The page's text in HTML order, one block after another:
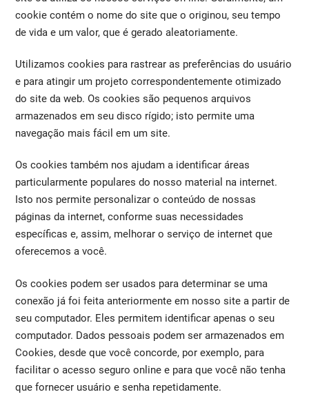
cookie contém o nome do site que o originou, seu tempo
de vida e um valor, que é gerado aleatoriamente.
Utilizamos cookies para rastrear as preferências do usuário
e para atingir um projeto correspondentemente otimizado
do site da web. Os cookies são pequenos arquivos
armazenados em seu disco rígido; isto permite uma
navegação mais fácil em um site.
Os cookies também nos ajudam a identificar áreas
particularmente populares do nosso material na internet.
Isto nos permite personalizar o conteúdo de nossas
páginas da internet, conforme suas necessidades
específicas e, assim, melhorar o serviço de internet que
oferecemos a você.
Os cookies podem ser usados para determinar se uma
conexão já foi feita anteriormente em nosso site a partir de
seu computador. Eles permitem identificar apenas o seu
computador. Dados pessoais podem ser armazenados em
Cookies, desde que você concorde, por exemplo, para
facilitar o acesso seguro online e para que você não tenha
que fornecer usuário e senha repetidamente.